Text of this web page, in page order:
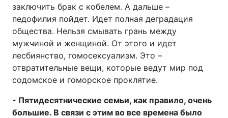
заключить брак с кобелем. А дальше –
педофилия пойдет. Идет полная деградация
общества. Нельзя смывать грань между
мужчиной и женщиной. От этого и идет
лесбиянство, гомосексуализм. Это –
отвратительные вещи, которые ведут мир под
содомское и гоморское проклятие.
- Пятидесятнические семьи, как правило, очень
большие. В связи с этим во все времена было